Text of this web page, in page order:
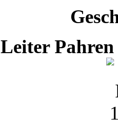
Leiter